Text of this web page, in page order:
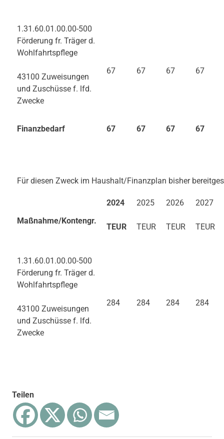
1.31.60.01.00.00-500
Förderung fr. Träger d.
Wohlfahrtspflege
43100 Zuweisungen
und Zuschüsse f. lfd.
Zwecke
67 67 67 67
Finanzbedarf 67 67 67 67
Für diesen Zweck im Haushalt/Finanzplan bisher
Maßnahme/Kontengr.
2024
TEUR
2025
TEUR
2026
TEUR
2027
TEUR
1.31.60.01.00.00-500
Förderung fr. Träger d.
Wohlfahrtspflege
43100 Zuweisungen
und Zuschüsse f. lfd.
Zwecke
284 284 284 284
Teilen